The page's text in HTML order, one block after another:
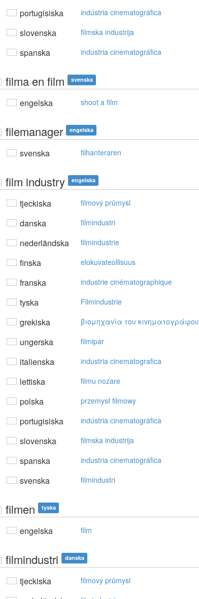
portugisiska indústria cinematográfica
slovenska filmska industrija
spanska industria cinematográfica
filma en film svenska
engelska shoot a film
filemanager engelska
svenska filhanteraren
film industry engelska
tjeckiska filmový průmysl
danska filmindustri
nederländska filmindustrie
finska elokuvateollisuus
franska industrie cinématographique
tyska Filmindustrie
grekiska βιoμηχαvία τoυ κιvηματoγράφoυ
ungerska filmipar
italienska industria cinematografica
lettiska filmu nozare
polska przemysł filmowy
portugisiska indústria cinematográfica
slovenska filmska industrija
spanska industria cinematográfica
svenska filmindustri
filmen tyska
engelska film
filmindustri danska
tjeckiska filmový průmysl